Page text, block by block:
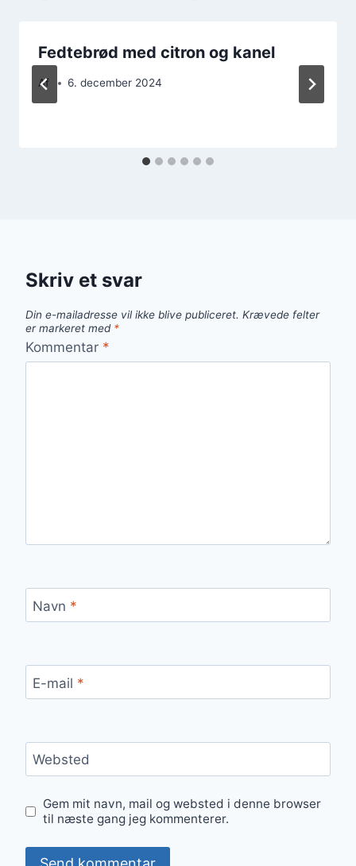
Fedtebrød med citron og kanel
Af 6. december 2024
Skriv et svar
Din e-mailadresse vil ikke blive publiceret. Krævede felter
er markeret med *
Kommentar *
Navn *
E-mail *
Websted
Gem mit navn, mail og websted i denne browser
til næste gang jeg kommenterer.